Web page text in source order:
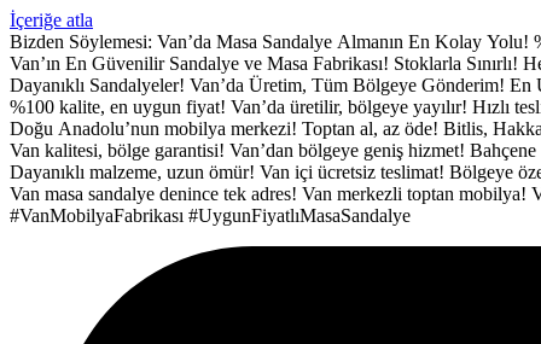
İçeriğe atla
Bizden Söylemesi: Van’da Masa Sandalye Almanın En Kolay Yolu!
Van’ın En Güvenilir Sandalye ve Masa Fabrikası! Stoklarla Sınırlı!
Dayanıklı Sandalyeler! Van’da Üretim, Tüm Bölgeye Gönderim! En
%100 kalite, en uygun fiyat! Van’da üretilir, bölgeye yayılır! Hızlı
Doğu Anadolu’nun mobilya merkezi! Toptan al, az öde! Bitlis,
Van kalitesi, bölge garantisi! Van’dan bölgeye geniş hizmet! Bahçene
Dayanıklı malzeme, uzun ömür! Van içi ücretsiz teslimat! Bölgeye
Van masa sandalye denince tek adres! Van merkezli toptan mobilya!
#VanMobilyaFabrikası #UygunFiyatlıMasaSandalye